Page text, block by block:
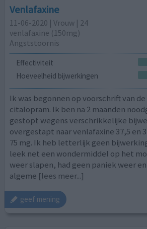
Venlafaxine
11-06-2020 | Vrouw | 24
venlafaxine (150mg)
Angststoornis
Effectiviteit
Hoeveelheid bijwerkingen
Ik was begonnen op voorschrift van
citalopram. Ik ben na 2 maanden
gestopt wegens verschrikkelijke
overgestapt naar venlafaxine 37,5 en
75 mg. Ik heb letterlijk geen
leek net een wondermiddel op het
weer slapen, had geen paniek weer
algeme [lees meer...]
geef mening